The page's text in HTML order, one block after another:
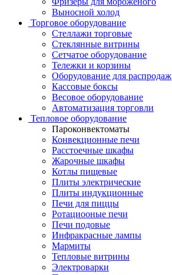
Выносной холод
Торговое оборудование
Стеллажи торговые
Стеклянные витрины
Сетчатое оборудование
Тележки и корзины
Оборудование для распродаж
Кассовые боксы
Весовое оборудование
Автоматизация торговли
Тепловое оборудование
Пароконвектоматы
Конвекционные печи
Расстоечные шкафы
Жарочные шкафы
Котлы пищевые
Плиты электрические
Плиты индукционные
Печи для пиццы
Ротациооные печи
Печи подовые
Инфракрасные лампы
Мармиты
Тепловые витрины
Электроварки